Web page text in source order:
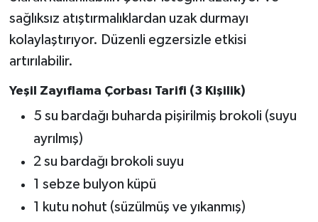
sağlıksız atıştırmalıklardan uzak durmayı
kolaylaştırıyor. Düzenli egzersizle etkisi
artırılabilir.
Yeşil Zayıflama Çorbası Tarifi (3 Kişilik)
5 su bardağı buharda pişirilmiş brokoli (suyu
ayrılmış)
2 su bardağı brokoli suyu
1 sebze bulyon küpü
1 kutu nohut (süzülmüş ve yıkanmış)